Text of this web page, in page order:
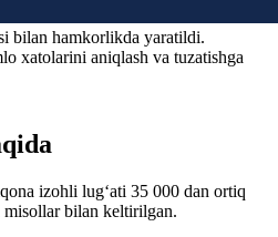
bilan hamkorlikda yaratildi.
xatolarini aniqlash va tuzatishga
izohli lug‘ati 35 000 dan ortiq
misollar bilan keltirilgan.